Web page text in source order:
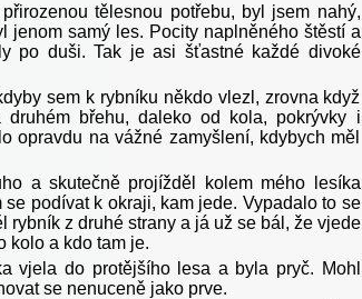
tělesnou potřebu, byl jsem nahý,
jenom samý les. Pocity naplněného štěstí a
po duši. Tak je asi šťastné každé divoké
sem k rybníku někdo vlezl, zrovna když
břehu, daleko od kola, pokrývky i
opravdu na vážné zamyšlení, kdybych měl
a skutečně projížděl kolem mého lesíka
podívat k okraji, kam jede. Vypadalo to se
rybník z druhé strany a já už se bál, že vjede
kolo a kdo tam je.
vjela do protějšího lesa a byla pryč. Mohl
se nenuceně jako prve.